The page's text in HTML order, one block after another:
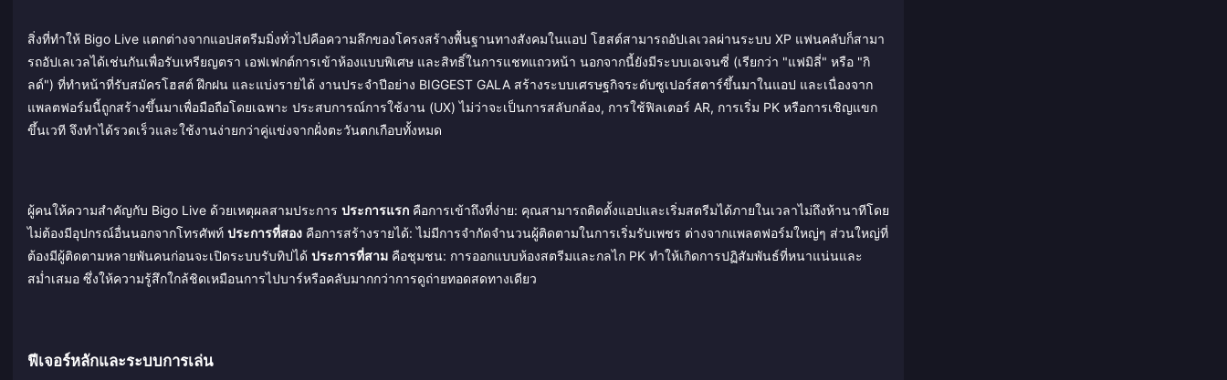
สิ่งที่ทำให้ Bigo Live แตกต่างจากแอปสตรีมมิ่งทั่วไปคือความลึกของโครงสร้างพื้นฐานทางสังคมในแอป โฮสต์สามารถอัปเลเวลผ่านระบบ XP แฟนคลับก็สามา
รถอัปเลเวลได้เช่นกันเพื่อรับเหรียญตรา เอฟเฟกต์การเข้าห้องแบบพิเศษ และสิทธิ์ในการแชทแถวหน้า นอกจากนี้ยังมีระบบเอเจนซี่ (เรียกว่า "แฟมิลี่" หรือ "กิ
ลด์") ที่ทำหน้าที่รับสมัครโฮสต์ ฝึกฝน และแบ่งรายได้ งานประจำปีอย่าง BIGGEST GALA สร้างระบบเศรษฐกิจระดับซูเปอร์สตาร์ขึ้นมาในแอป และเนื่องจาก
แพลตฟอร์มนี้ถูกสร้างขึ้นมาเพื่อมือถือโดยเฉพาะ ประสบการณ์การใช้งาน (UX) ไม่ว่าจะเป็นการสลับกล้อง, การใช้ฟิลเตอร์ AR, การเริ่ม PK หรือการเชิญแขก
ขึ้นเวที จึงทำได้รวดเร็วและใช้งานง่ายกว่าคู่แข่งจากฝั่งตะวันตกเกือบทั้งหมด
ผู้คนให้ความสำคัญกับ Bigo Live ด้วยเหตุผลสามประการ ประการแรก คือการเข้าถึงที่ง่าย: คุณสามารถติดตั้งแอปและเริ่มสตรีมได้ภายในเวลาไม่ถึงห้านาทีโดย
ไม่ต้องมีอุปกรณ์อื่นนอกจากโทรศัพท์ ประการที่สอง คือการสร้างรายได้: ไม่มีการจำกัดจำนวนผู้ติดตามในการเริ่มรับเพชร ต่างจากแพลตฟอร์มใหญ่ๆ ส่วนใหญ่ที่
ต้องมีผู้ติดตามหลายพันคนก่อนจะเปิดระบบรับทิปได้ ประการที่สาม คือชุมชน: การออกแบบห้องสตรีมและกลไก PK ทำให้เกิดการปฏิสัมพันธ์ที่หนาแน่นและ
สม่ำเสมอ ซึ่งให้ความรู้สึกใกล้ชิดเหมือนการไปบาร์หรือคลับมากกว่าการดูถ่ายทอดสดทางเดียว
ฟีเจอร์หลักและระบบการเล่น